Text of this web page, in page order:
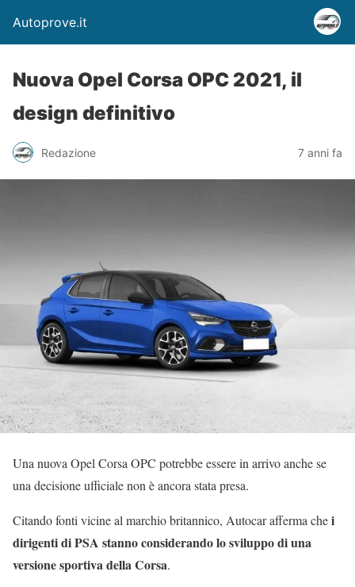
Autoprove.it
Nuova Opel Corsa OPC 2021, il
design definitivo
Redazione 7 anni fa
Una nuova Opel Corsa OPC potrebbe essere in arrivo anche se
una decisione ufficiale non è ancora stata presa.
Citando fonti vicine al marchio britannico, Autocar afferma chei
dirigenti di PSA stanno considerando lo sviluppo di una
versione sportiva della Corsa.